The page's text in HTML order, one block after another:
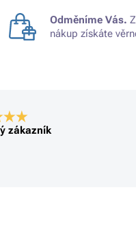
Odměníme Vás.
nákup získáte
zákazník